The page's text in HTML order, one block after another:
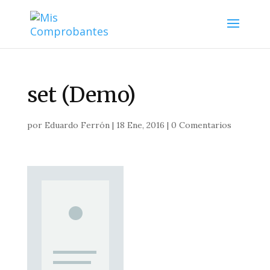
set (Demo)
por Eduardo Ferrón| 18 Ene, 2016 | 0 Comentarios